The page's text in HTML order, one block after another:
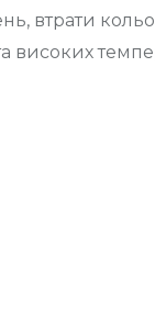
втрати
високих